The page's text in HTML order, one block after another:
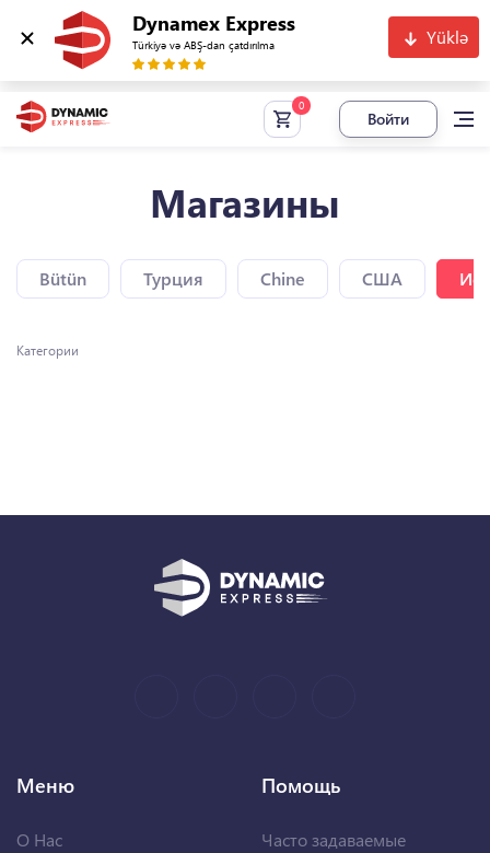
Dynamex Express
Türkiyə və ABŞ-dan çatdırılma Yüklə
Войти
Магазины
Bütün Турция Chine США
Категории
Меню
О Нас
Помощь
Часто задаваемые